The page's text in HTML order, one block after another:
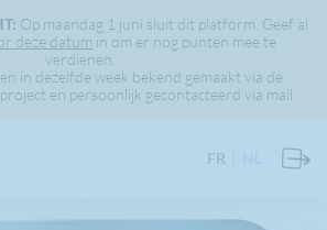
Op maandag 1 juni sluit dit platform. Geef al
deze datum in om er nog punten mee te
verdienen.
in dezelfde week bekend gemaakt via de
en persoonlijk gecontacteerd via mail.
FR